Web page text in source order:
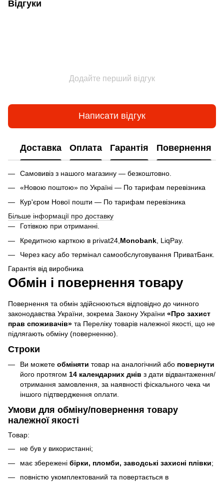
Відгуки
Додайте перший відгук
Написати відгук
Доставка Оплата Гарантія Повернення
Самовивіз з нашого магазину — безкоштовно.
«Новою поштою» по Україні — По тарифам перевізника
Кур'єром Нової пошти — По тарифам перевізника
Більше інформації про доставку
Готівкою при отриманні.
Кредитною карткою в privat24, Monobank LiqPay.
Через касу або термінал самообслуговування ПриватБанк.
Гарантія від виробника
Обмін і повернення товару
Повернення та обмін здійснюються відповідно до чинного
законодавства України, зокрема Закону України «Про захист
прав споживачів» та Переліку товарів належної якості, що не
підлягають обміну (поверненню).
Строки
Ви можете обміняти товар на аналогічний або повернути
його протягом 14 календарних днів з дати відвантаження/
отримання замовлення, за наявності фіскального чека чи
іншого підтвердження оплати.
Умови для обміну/повернення товару
належної якості
Товар:
не був у використанні;
має збережені бірки, пломби, заводські захисні плівки;
повністю укомплектований та повертається в